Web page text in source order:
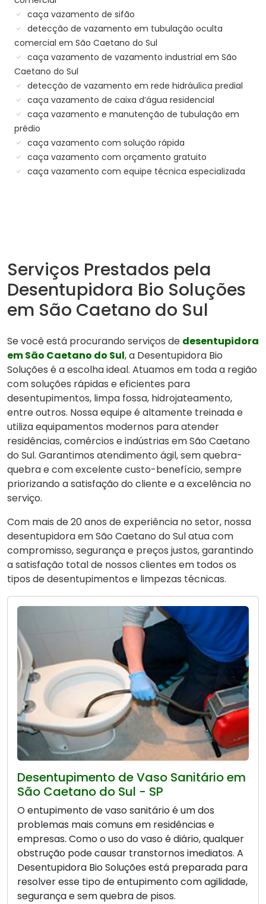
caça vazamento de sifão
detecção de vazamento em tubulação oculta
comercial em São Caetano do Sul
caça vazamento de vazamento industrial em São
Caetano do Sul
detecção de vazamento em rede hidráulica predial
caça vazamento de caixa d’água residencial
caça vazamento e manutenção de tubulação em
prédio
caça vazamento com solução rápida
caça vazamento com orçamento gratuito
caça vazamento com equipe técnica especializada
Serviços Prestados pela
Desentupidora Bio Soluções
em São Caetano do Sul
Se você está procurando serviços de desentupidora
em São Caetano do Sul, a Desentupidora Bio
Soluções é a escolha ideal. Atuamos em toda a região
com soluções rápidas e eficientes para
desentupimentos, limpa fossa, hidrojateamento,
entre outros. Nossa equipe é altamente treinada e
utiliza equipamentos modernos para atender
residências, comércios e indústrias em São Caetano
do Sul. Garantimos atendimento ágil, sem quebra-
quebra e com excelente custo-benefício, sempre
priorizando a satisfação do cliente e a excelência no
serviço.
Com mais de 20 anos de experiência no setor, nossa
desentupidora em São Caetano do Sul atua com
compromisso, segurança e preços justos, garantindo
a satisfação total de nossos clientes em todos os
tipos de desentupimentos e limpezas técnicas.
Desentupimento de Vaso Sanitário em
São Caetano do Sul - SP
O entupimento de vaso sanitário é um dos
problemas mais comuns em residências e
empresas. Como o uso do vaso é diário, qualquer
obstrução pode causar transtornos imediatos. A
Desentupidora Bio Soluções está preparada para
resolver esse tipo de entupimento com agilidade,
segurança e sem quebra de pisos.